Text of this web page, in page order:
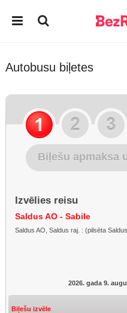
Autobusu biļetes
Biļešu apmaksa
Izvēlies reisu
Saldus AO - Sabile
Saldus AO, Saldus raj. : (pilsēta
2026. gada 9.
Biļešu izvēle